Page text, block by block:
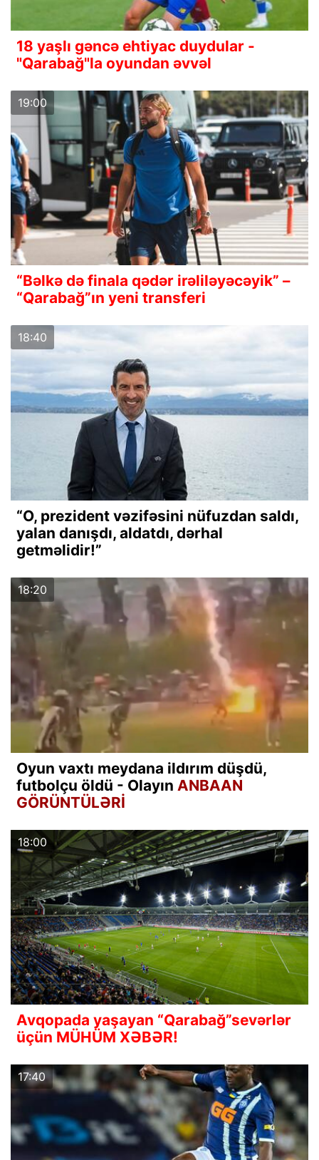
18 yaşlı gəncə ehtiyac duydular -
"Qarabağ"la oyundan əvvəl
19:00
“Bəlkə də finala qədər irəliləyəcəyik” –
“Qarabağ”ın yeni transferi
18:40
“O, prezident vəzifəsini nüfuzdan saldı,
yalan danışdı, aldatdı, dərhal
getməlidir!”
18:20
Oyun vaxtı meydana ildırım düşdü,
futbolçu öldü - Olayın ANBAAN
GÖRÜNTÜLƏRİ
18:00
Avqopada yaşayan “Qarabağ”sevərlər
üçün MÜHÜM XƏBƏR!
17:40